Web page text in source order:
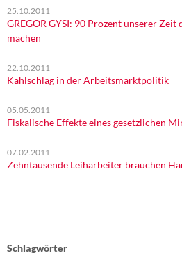
25.10.2011
GREGOR GYSI: 90 Prozent unserer
machen
22.10.2011
Kahlschlag in der Arbeitsmarktpolitik
05.05.2011
Fiskalische Effekte eines gesetzlichen
07.02.2011
Zehntausende Leiharbeiter brauchen
Schlagwörter